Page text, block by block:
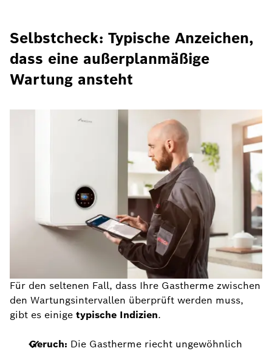
Selbstcheck: Typische Anzeichen,
dass eine außerplanmäßige
Wartung ansteht
Für den seltenen Fall, dass Ihre Gastherme zwischen
den Wartungsintervallen überprüft werden muss,
gibt es einige typische Indizien.
Geruch: Die Gastherme riecht ungewöhnlich